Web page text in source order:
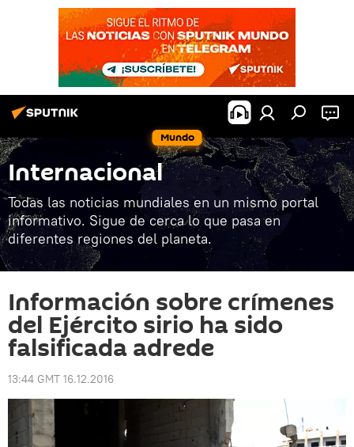
Mundo
Internacional
Todas las noticias mundiales en un mismo portal
informativo. Sigue de cerca lo que pasa en
diferentes regiones del planeta.
Información sobre crímenes
del Ejército sirio ha sido
falsificada adrede
13:44 GMT 16.12.2016